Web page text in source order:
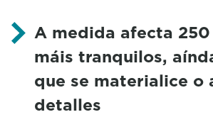
A medida afecta
máis tranquilos,
que se materialice o
detalles